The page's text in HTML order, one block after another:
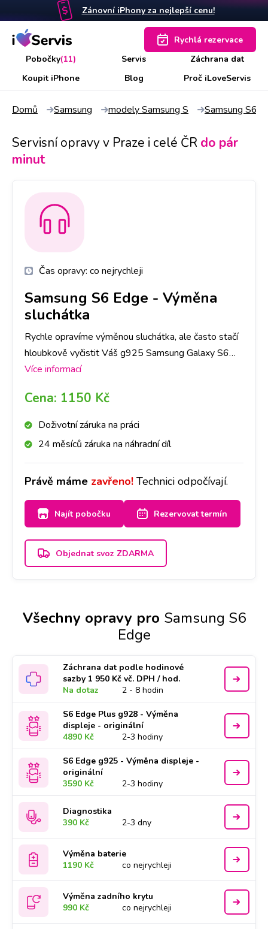
Zánovní iPhony za nejlepší cenu!
Pobočky(11) Servis
Záchrana dat
Koupit iPhone
Blog Proč iLoveServis
Rychlá rezervace
Domů Samsung modely Samsung S Samsung S6
Servisní opravy v Praze i celé ČR do pár
minut
Čas opravy: co nejrychleji
Samsung S6 Edge - Výměna
sluchátka
Rychle opravíme výměnou sluchátka, ale často stačí
hloubkově vyčistit Váš g925 Samsung Galaxy S6
Edge a vy tak ušetříte čas i peníze. Doporučujeme si
abychom měli díl připraven. Sluchátko pak vyčistíme
nebo vyměníme a volajícího zase krásně uslyšíte.
Více informací
Cena: 1150 Kč
Doživotní záruka na práci
24 měsíců záruka na náhradní díl
Právě máme zavřeno! Technici odpočívají.
Najít pobočku Rezervovat termín
Objednat svoz ZDARMA
Všechny opravy pro Samsung S6
Edge
Záchrana dat podle hodinové
sazby 1 950 Kč vč. DPH / hod.
Na dotaz
2 - 8 hodin
S6 Edge Plus g928 - Výměna
displeje - originální
4890 Kč
2-3 hodiny
S6 Edge g925 - Výměna displeje -
originální
3590 Kč
2-3 hodiny
Diagnostika
390 Kč
2-3 dny
Výměna baterie
1190 Kč
co nejrychleji
Výměna zadního krytu
990 Kč
co nejrychleji